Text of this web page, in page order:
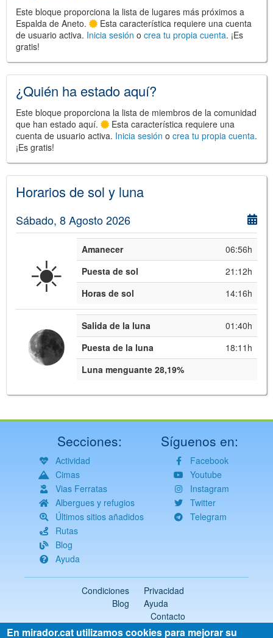
JS library for interactive maps
©
Institut Cartogràfic i Geològic de
Catalunya
Este bloque proporciona la lista de lugares más próximos a
Espalda de Aneto.
Esta característica requiere una cuenta
de usuario activa. Inicia sesión o crea tu propia cuenta. ¡Es
gratis!
¿Quién ha estado aquí?
Este bloque proporciona la lista de miembros de la comunidad
que han estado aquí.
Esta característica requiere una
cuenta de usuario activa. Inicia sesión o crea tu propia cuenta.
¡Es gratis!
Horarios de sol y luna
Sábado, 8 Agosto 2026
☀️ Amanecer
06:56h
Puesta de sol
21:12h
Horas de sol
14:16h
Salida de la luna
01:40h
Puesta de la luna
18:11h
Luna menguante 28,19%
Secciones:
Actividad
Cimas
Vias Ferratas
Albergues y refugios
Últimos sitios añadidos
Rutas
Blog
Ayuda
Síguenos en:
Facebook
Youtube
Instagram
Twitter
Telegram
Condiciones
Privacidad
Blog
Ayuda
Contacto
2018-2026 ©mirador.cat
En mirador.cat utilizamos cookies para mejorar su